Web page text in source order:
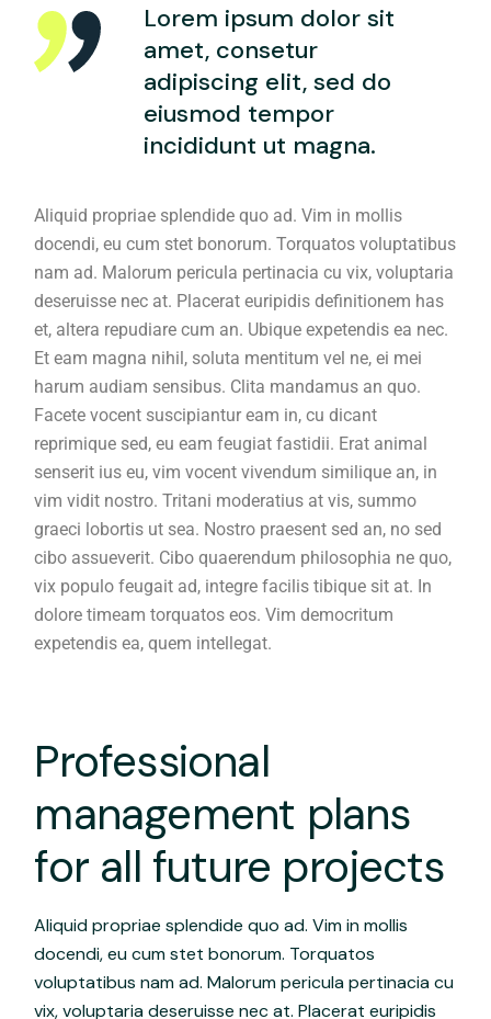
Lorem ipsum dolor sit
amet, consetur
adipiscing elit, sed do
eiusmod tempor
incididunt ut magna.
Aliquid propriae splendide quo ad. Vim in mollis
docendi, eu cum stet bonorum. Torquatos voluptatibus
nam ad. Malorum pericula pertinacia cu vix, voluptaria
deseruisse nec at. Placerat euripidis definitionem has
et, altera repudiare cum an. Ubique expetendis ea nec.
Et eam magna nihil, soluta mentitum vel ne, ei mei
harum audiam sensibus. Clita mandamus an quo.
Facete vocent suscipiantur eam in, cu dicant
reprimique sed, eu eam feugiat fastidii. Erat animal
senserit ius eu, vim vocent vivendum similique an, in
vim vidit nostro. Tritani moderatius at vis, summo
graeci lobortis ut sea. Nostro praesent sed an, no sed
cibo assueverit. Cibo quaerendum philosophia ne quo,
vix populo feugait ad, integre facilis tibique sit at. In
dolore timeam torquatos eos. Vim democritum
expetendis ea, quem intellegat.
Professional
management plans
for all future projects
Aliquid propriae splendide quo ad. Vim in mollis
docendi, eu cum stet bonorum. Torquatos
voluptatibus nam ad. Malorum pericula pertinacia cu
vix, voluptaria deseruisse nec at. Placerat euripidis